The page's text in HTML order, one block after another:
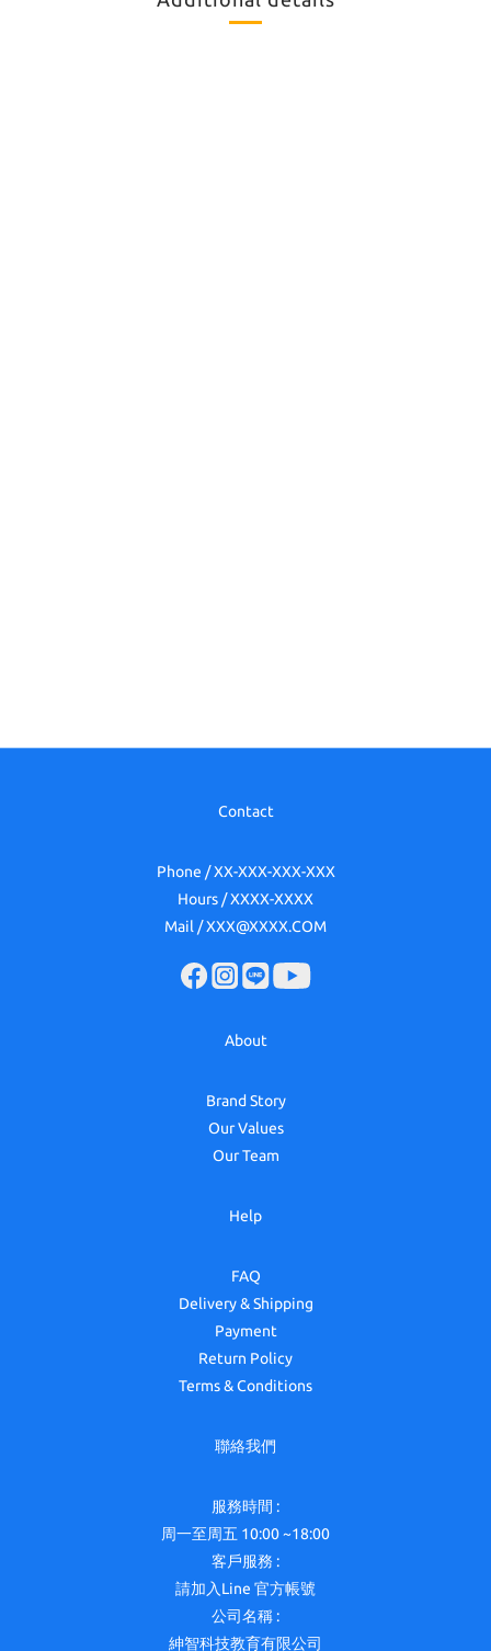
Contact
Phone / XX-XXX-XXX-XXX
Hours / XXXX-XXXX
Mail / XXX@XXXX.COM
About
Brand Story
Our Values
Our Team
Help
FAQ
Delivery & Shipping
Payment
Return Policy
Terms & Conditions
聯絡我們
服務時間 :
周一至周五 10:00 ~18:00
客戶服務 :
請加入Line 官方帳號
公司名稱 :
紳智科技教育有限公司